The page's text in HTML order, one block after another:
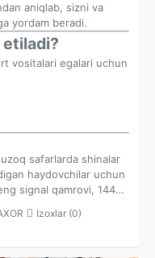
aniqlab, sizni va
yordam beradi.
vositalari egalari uchun
safarlarda shinalar
haydovchilar uchun
signal qamrovi, 144
qurilma
Izoxlar (0)